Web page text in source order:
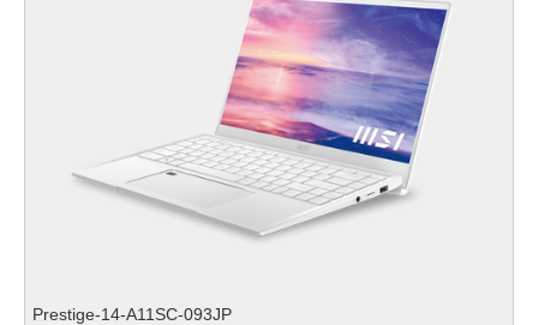
Prestige-14-A11SC-093JP